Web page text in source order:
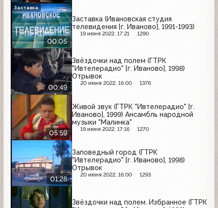
00:05
Заставка (Ивановская студия
телевидения [г. Иваново], 1991-1993)
19 июня 2022, 17:21 1290
Заставка
00:49
Звёздочки над полем (ГТРК
"Ивтелерадио" [г. Иваново], 1998)
Отрывок
20 июня 2022, 16:00 1376
05:59
Живой звук (ГТРК "Ивтелерадио" [г.
Иваново], 1999) Ансамбль народной
музыки "Малинка"
19 июня 2022, 17:16 1270
01:28
Заповедный город (ГТРК
"Ивтелерадио" [г. Иваново], 1998)
Отрывок
20 июня 2022, 16:00 1293
Звёздочки над полем. Избранное (ГТРК